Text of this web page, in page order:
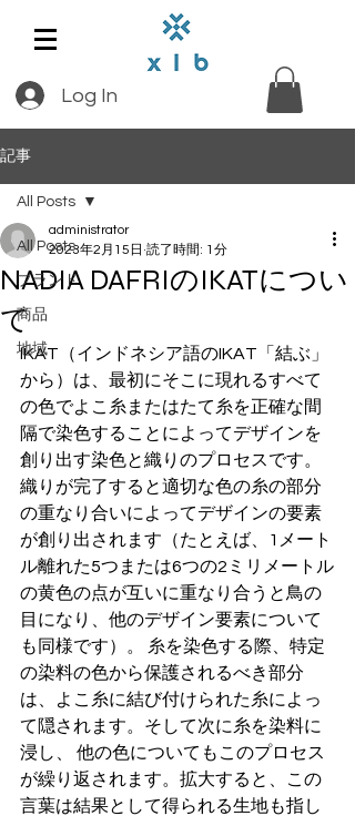
Log In
記事
All Posts
ブランド
商品
地域
All Posts
NADIA DAFRIのIKATについ
て
administrator
2023年2月15日 読了時間: 1分
IKAT（インドネシア語のIKAT「結ぶ」
から）は、最初にそこに現れるすべて
の色でよこ糸またはたて糸を正確な間
隔で染色することによってデザインを
創り出す染色と織りのプロセスです。
織りが完了すると適切な色の糸の部分
の重なり合いによってデザインの要素
が創り出されます（たとえば、1メート
ル離れた5つまたは6つの2ミリメートル
の黄色の点が互いに重なり合うと鳥の
目になり、他のデザイン要素について
も同様です）。 糸を染色する際、特定
の染料の色から保護されるべき部分
は、よこ糸に結び付けられた糸によっ
て隠されます。そして次に糸を染料に
浸し、 他の色についてもこのプロセス
が繰り返されます。拡大すると、この
言葉は結果として得られる生地も指し